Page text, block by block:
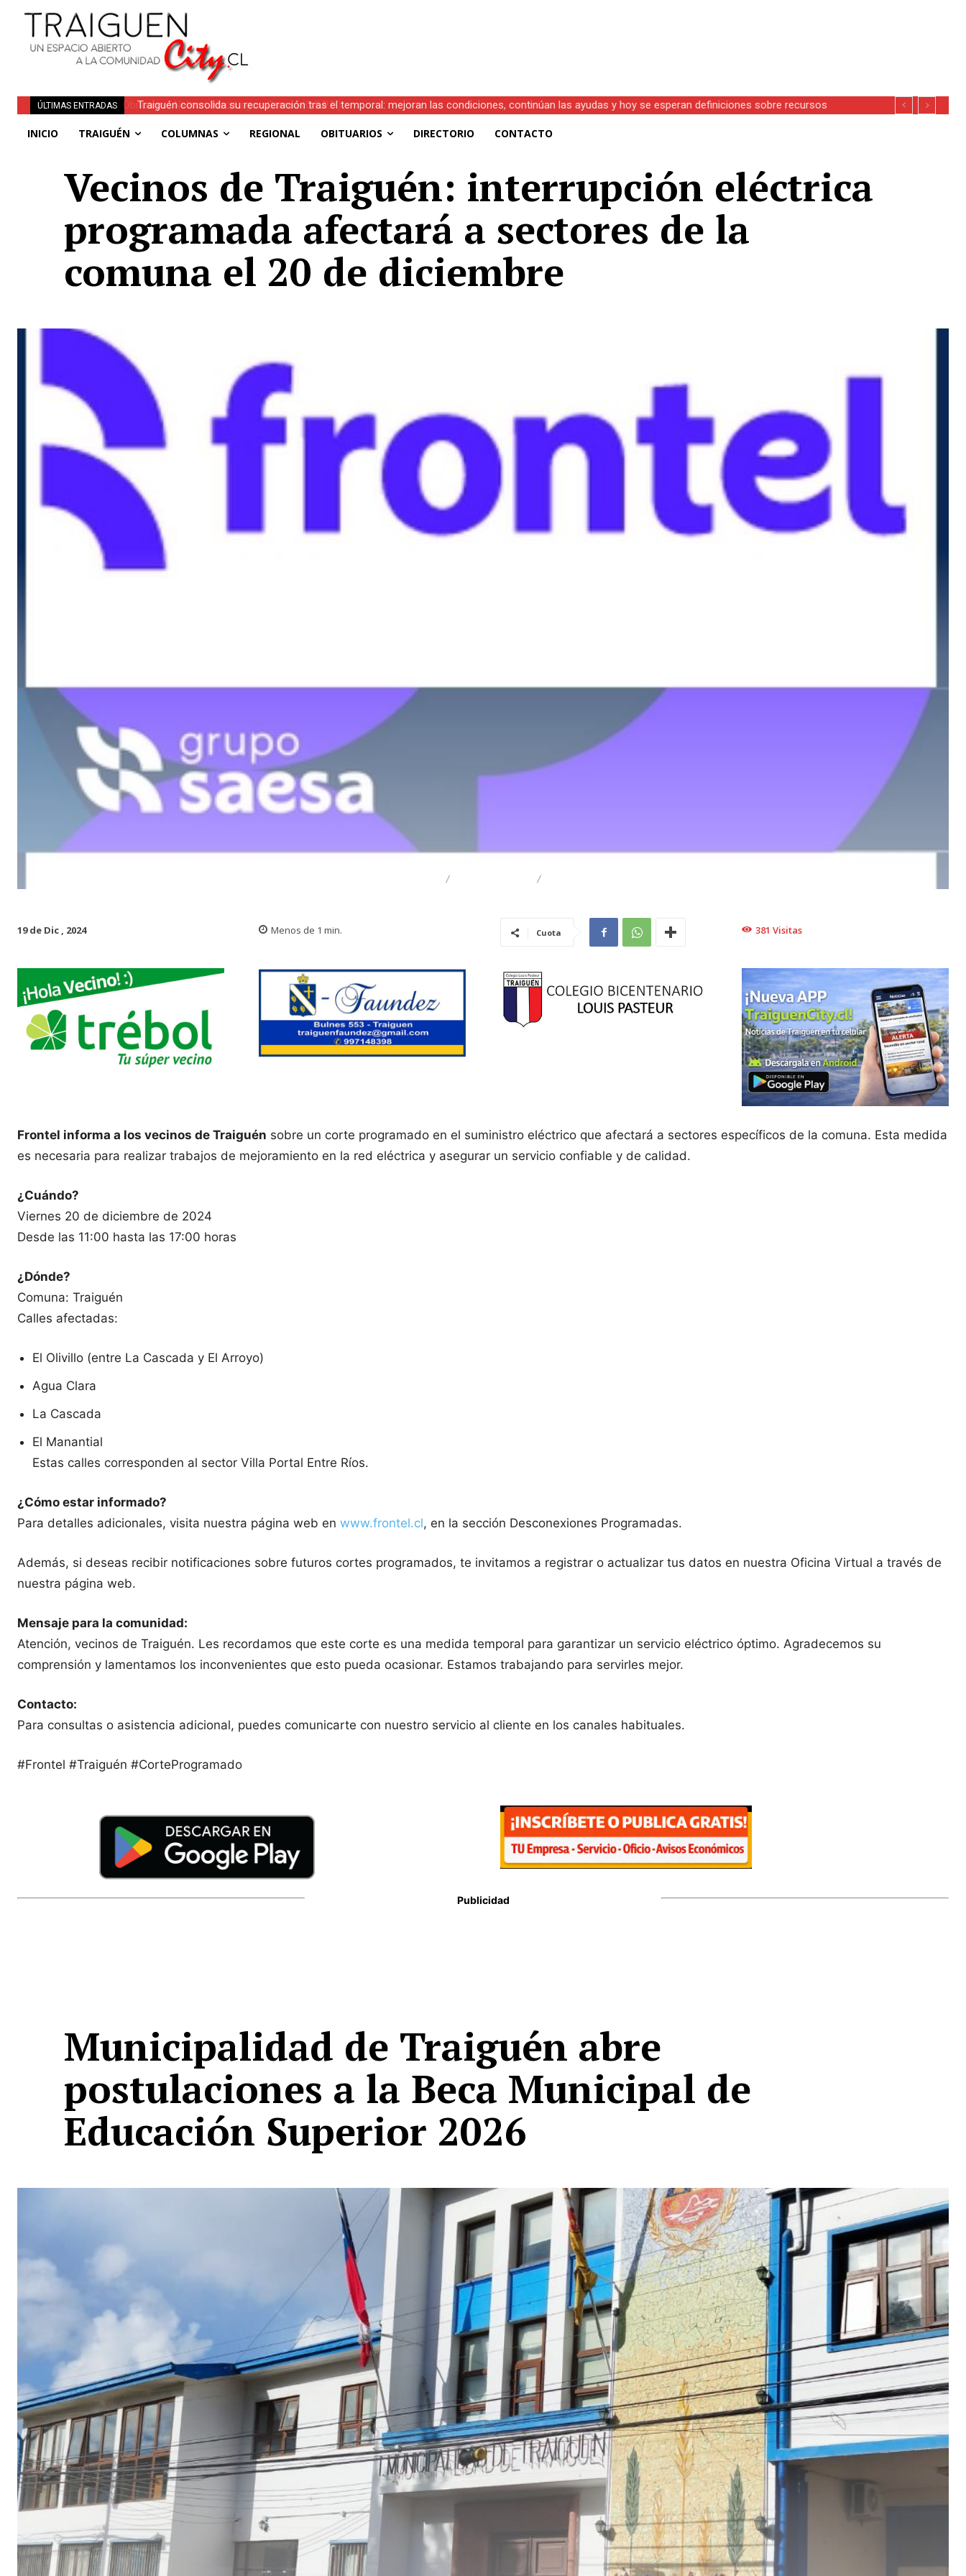
ÚLTIMAS ENTRADAS
Traiguén consolida su recuperación tras el temporal: mejoran las condiciones, continúan las ayudas y hoy se esperan definiciones sobre recursos
INICIO TRAIGUÉN COLUMNAS REGIONAL OBITUARIOS DIRECTORIO CONTACTO
Vecinos de Traiguén: interrupción eléctrica
programada afectará a sectores de la
comuna el 20 de diciembre
19 de Dic , 2024 Menos de 1 min. Cuota 381 Visitas
Frontel informa a los vecinos de Traiguén sobre un corte programado en el suministro eléctrico que afectará a sectores específicos de la comuna. Esta medida
es necesaria para realizar trabajos de mejoramiento en la red eléctrica y asegurar un servicio confiable y de calidad.
¿Cuándo?
Viernes 20 de diciembre de 2024
Desde las 11:00 hasta las 17:00 horas
¿Dónde?
Comuna: Traiguén
Calles afectadas:
El Olivillo (entre La Cascada y El Arroyo)
Agua Clara
La Cascada
El Manantial
Estas calles corresponden al sector Villa Portal Entre Ríos.
¿Cómo estar informado?
Para detalles adicionales, visita nuestra página web en www.frontel.cl, en la sección Desconexiones Programadas.
Además, si deseas recibir notificaciones sobre futuros cortes programados, te invitamos a registrar o actualizar tus datos en nuestra Oficina Virtual a través de
nuestra página web.
Mensaje para la comunidad:
Atención, vecinos de Traiguén. Les recordamos que este corte es una medida temporal para garantizar un servicio eléctrico óptimo. Agradecemos su
comprensión y lamentamos los inconvenientes que esto pueda ocasionar. Estamos trabajando para servirles mejor.
Contacto:
Para consultas o asistencia adicional, puedes comunicarte con nuestro servicio al cliente en los canales habituales.
#Frontel #Traiguén #CorteProgramado
Publicidad